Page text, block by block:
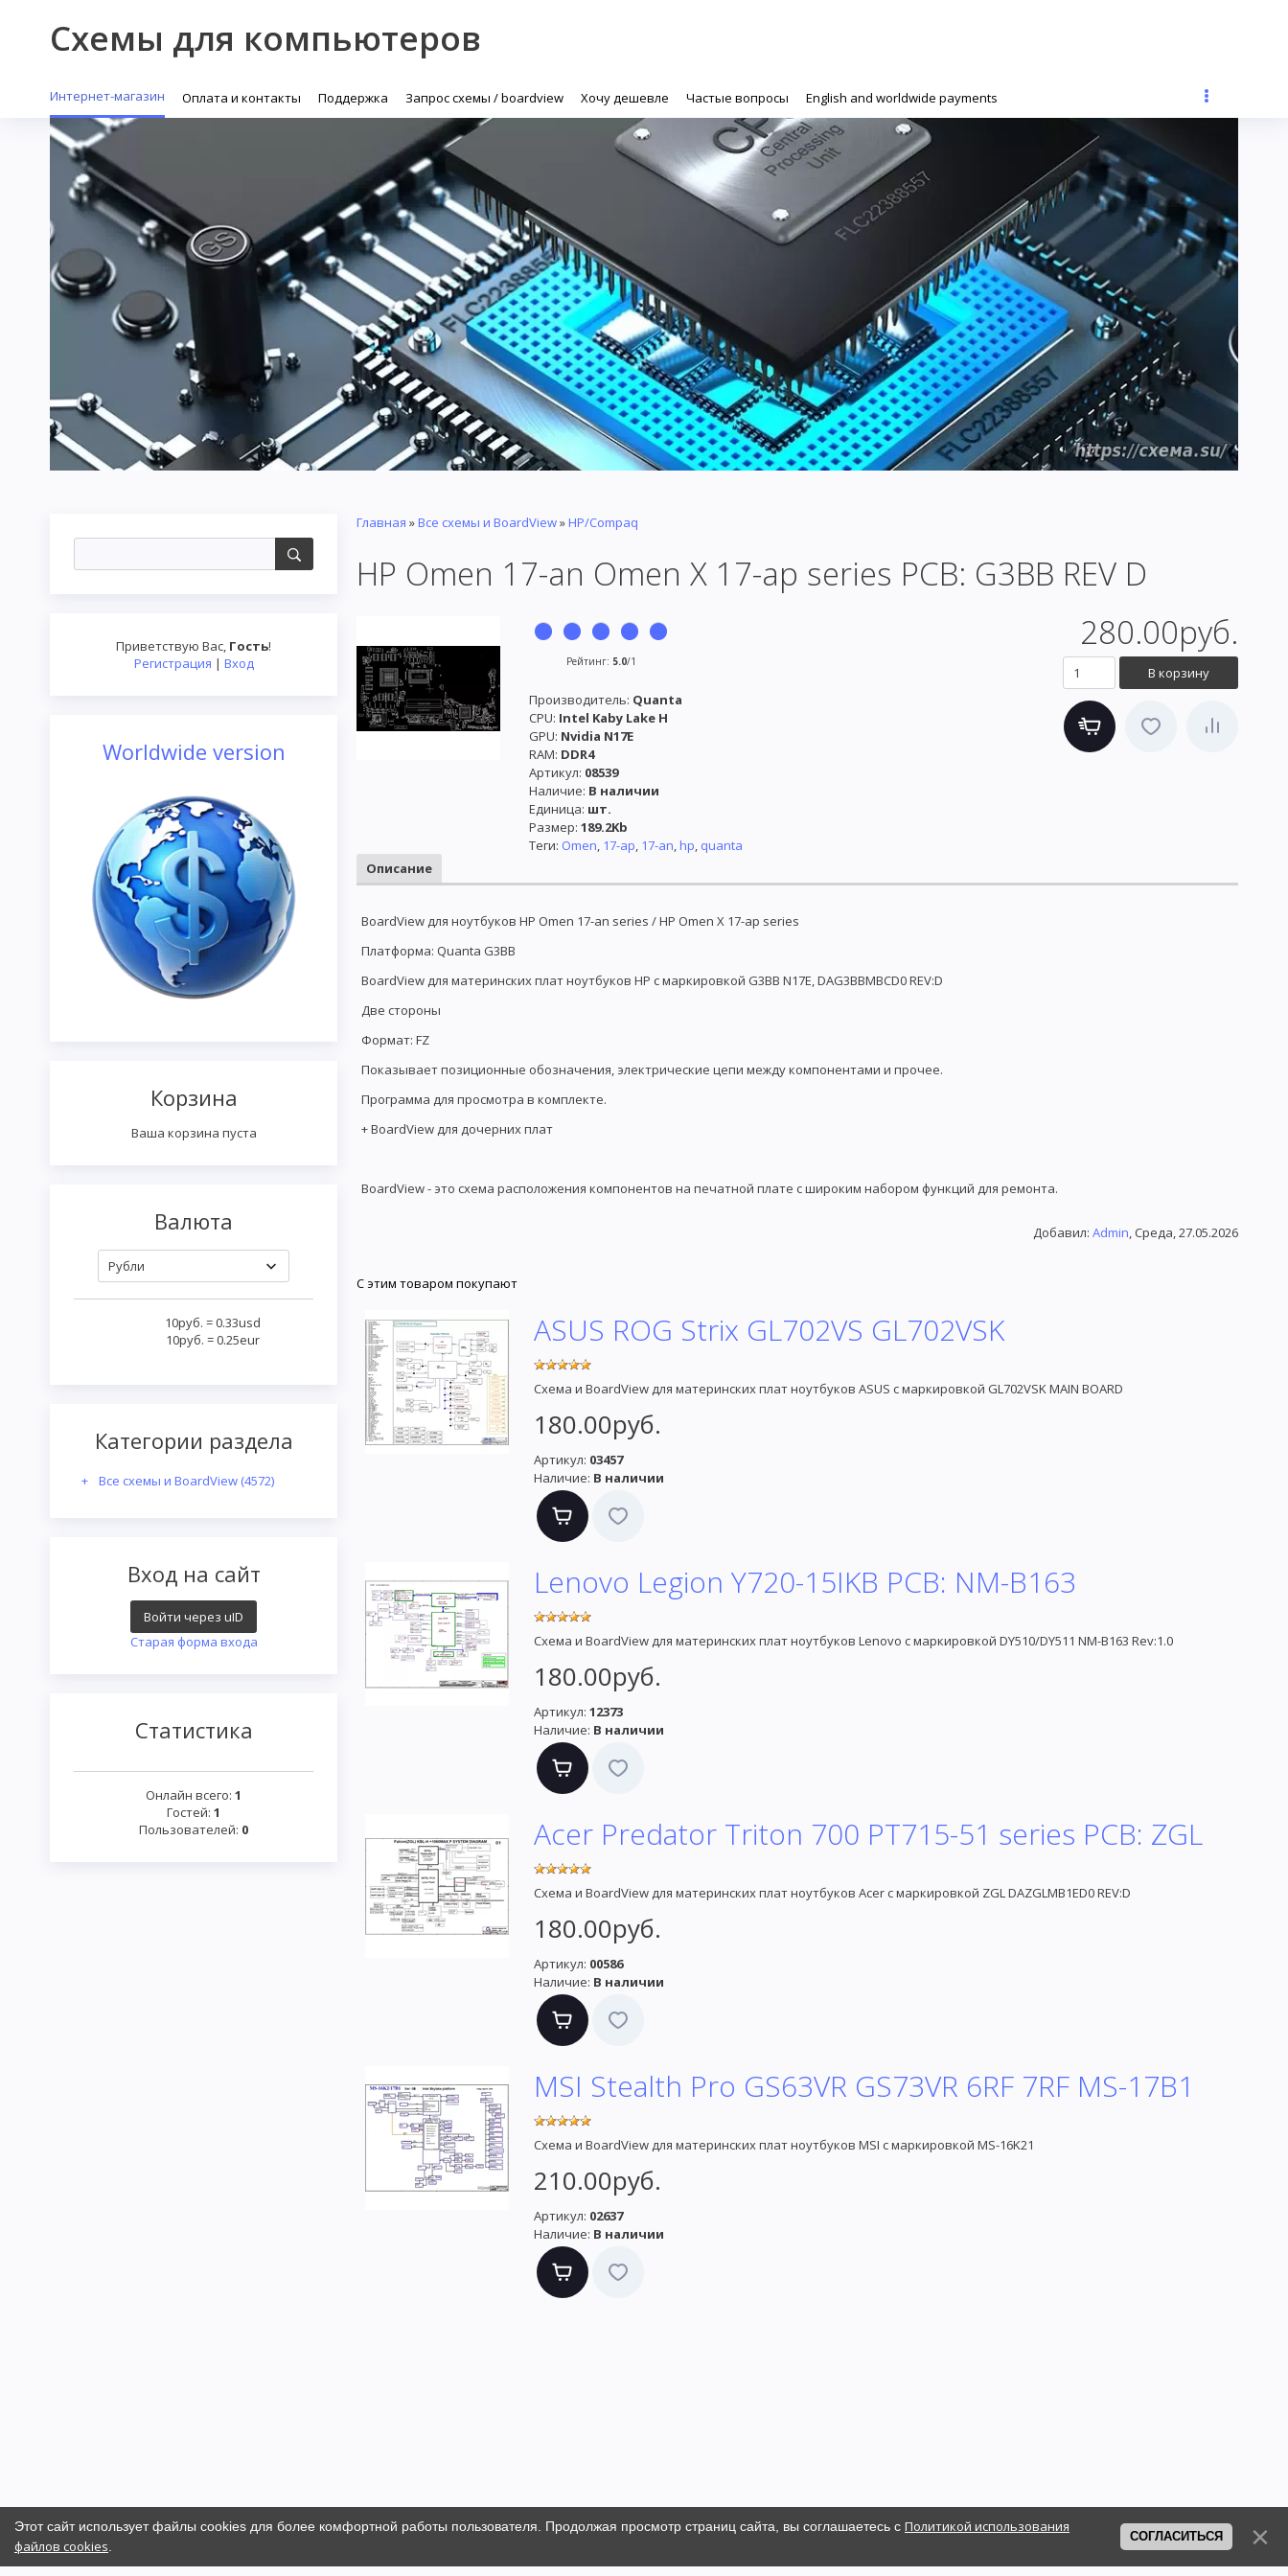
Схемы для компьютеров
Интернет-магазин Оплата и контакты Поддержка Запрос схемы / boardview Хочу дешевле Частые вопросы English and worldwide payments
Приветствую Вас, Гость!
Регистрация | Вход
Worldwide version
Корзина
Ваша корзина пуста
Валюта
10руб. =0.33usd
10руб. =0.25eur
Категории раздела
Все схемы и BoardView (4572)
Вход на сайт
Войти через uID
Старая форма входа
Статистика
Онлайн всего: 1
Гостей: 1
Пользователей: 0
Главная »Все схемы и BoardView»HP/Compaq
HP Omen 17-an Omen X 17-ap series PCB: G3BB REV D
Рейтинг: 5.0/1
280.00руб.
Производитель: Quanta
CPU: Intel Kaby Lake H
GPU: Nvidia N17E
RAM: DDR4
Артикул: 08539
Наличие: В наличии
Единица: шт.
Размер: 189.2Kb
Теги: Omen, 17-ap, 17-an,hp, quanta
Описание
BoardView для ноутбуков HP Omen 17-an series / HP Omen X 17-ap series
Платформа: Quanta G3BB
BoardView для материнских плат ноутбуков HP с маркировкой G3BB N17E, DAG3BBMBCD0 REV:D
Две стороны
Формат: FZ
Показывает позиционные обозначения, электрические цепи между компонентами и прочее.
Программа для просмотра в комплекте.
+ BoardView для дочерних плат
BoardView - это схема расположения компонентов на печатной плате с широким набором функций для ремонта.
Добавил: Admin, Среда, 27.05.2026
С этим товаром покупают
ASUS ROG Strix GL702VS GL702VSK
Схема и BoardView для материнских плат ноутбуков ASUS с маркировкой GL702VSK MAIN BOARD
180.00руб.
Артикул: 03457
Наличие: В наличии
Lenovo Legion Y720-15IKB PCB: NM-B163
Схема и BoardView для материнских плат ноутбуков Lenovo с маркировкой DY510/DY511 NM-B163 Rev:1.0
180.00руб.
Артикул: 12373
Наличие: В наличии
Acer Predator Triton 700 PT715-51 series PCB: ZGL
Схема и BoardView для материнских плат ноутбуков Acer с маркировкой ZGL DAZGLMB1ED0 REV:D
180.00руб.
Артикул: 00586
Наличие: В наличии
MSI Stealth Pro GS63VR GS73VR 6RF 7RF MS-17B1
Схема и BoardView для материнских плат ноутбуков MSI с маркировкой MS-16K21
210.00руб.
Артикул: 02637
Наличие: В наличии
Этот сайт использует файлы cookies для более комфортной работы пользователя. Продолжая просмотр страниц сайта, вы соглашаетесь с Политикой использования
файлов cookies
СОГЛАСИТЬСЯ